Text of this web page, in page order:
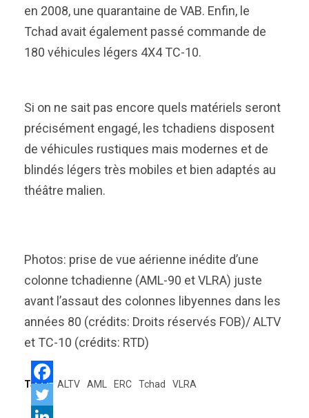
en 2008, une quarantaine de VAB. Enfin, le
Tchad avait également passé commande de
180 véhicules légers 4X4 TC-10.
Si on ne sait pas encore quels matériels seront
précisément engagé, les tchadiens disposent
de véhicules rustiques mais modernes et de
blindés légers très mobiles et bien adaptés au
théâtre malien.
Photos: prise de vue aérienne inédite d’une
colonne tchadienne (AML-90 et VLRA) juste
avant l’assaut des colonnes libyennes dans les
années 80 (crédits: Droits réservés FOB)/ ALTV
et TC-10 (crédits: RTD)
Tags: ALTV AML ERC Tchad VLRA